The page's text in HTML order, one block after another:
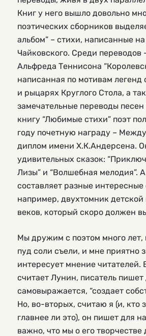
Книг у него вышло довольно
поэтических сборников
альбом” – стихи, написанные
Чайковского. Среди переводов
Альфреда Теннисона
написанная по мотивам легенд
и рыцарях Круглого Стола, а
замечательные переводы песен
книгу “Любимые стихи” поэт
году почетную награду –
диплом имени Х.К.Андерсена.
удивительных сказок:
Лизы” и “Волшебная мелодия”.
составляет разные
например, двухтомник детской
веков, который скоро должен
Мы дружим с поэтом много лет,
пуд соли съели, и мне приятно
интересует мнение читателей.
считает Лунин, писатель пишет
самовыражается, “создает
Но, во-вторых, считаю я (и, кто
главнее ли это), он пишет для
важно, что мы о его творчестве